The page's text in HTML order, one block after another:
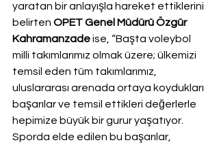
yaratan bir anlayışla hareket ettiklerini
belirten OPET Genel Müdürü Özgür
Kahramanzade ise, “Başta voleybol
milli takımlarımız olmak üzere; ülkemizi
temsil eden tüm takımlarımız,
uluslararası arenada ortaya koydukları
başarılar ve temsil ettikleri değerlerle
hepimize büyük bir gurur yaşatıyor.
Sporda elde edilen bu başarılar,